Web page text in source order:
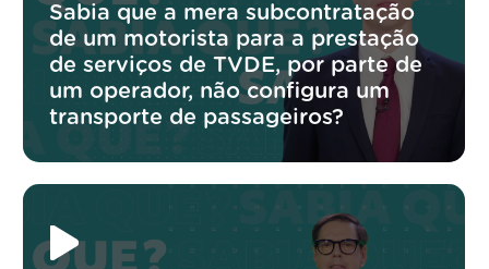
Sabia que a mera subcontratação
de um motorista para a prestação
de serviços de TVDE, por parte de
um operador, não configura um
transporte de passageiros?